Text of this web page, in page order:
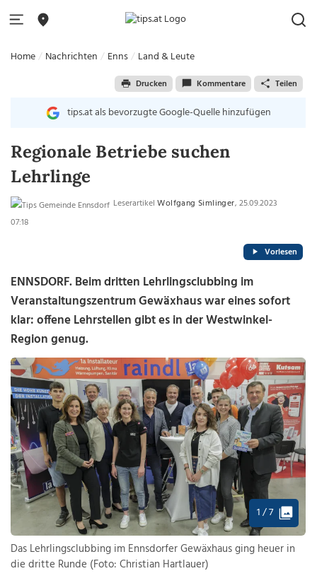
Home Nachrichten Enns Land & Leute
Drucken Kommentare Teilen
tips.at als bevorzugte Google-Quelle hinzufügen
Regionale Betriebe suchen
Lehrlinge
LeserartikelWolfgang Simlinger, 25.09.2023
07:18
Vorlesen
ENNSDORF.Beim dritten Lehrlingsclubbing im
Veranstaltungszentrum Gewäxhaus war eines sofort
klar: offene Lehrstellen gibt es in der Westwinkel-
Region genug.
1 / 7
Das Lehrlingsclubbing im Ennsdorfer Gewäxhaus ging heuer in
die dritte Runde (Foto: Christian Hartlauer)